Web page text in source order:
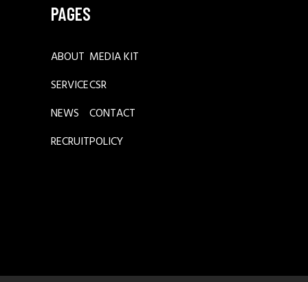
PAGES
ABOUT
SERVICE
NEWS
RECRUIT
MEDIA KIT
CSR
CONTACT
POLICY